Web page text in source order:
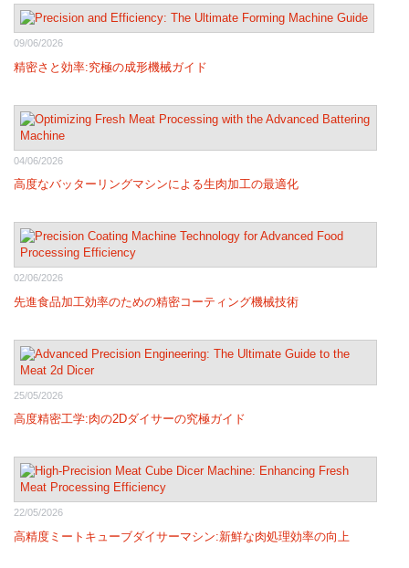
09/06/2026
精密さと効率:究極の成形機械ガイド
04/06/2026
高度なバッターリングマシンによる生肉加工の最適化
02/06/2026
先進食品加工効率のための精密コーティング機械技術
25/05/2026
高度精密工学:肉の2Dダイサーの究極ガイド
22/05/2026
高精度ミートキューブダイサーマシン:新鮮な肉処理効率の向上